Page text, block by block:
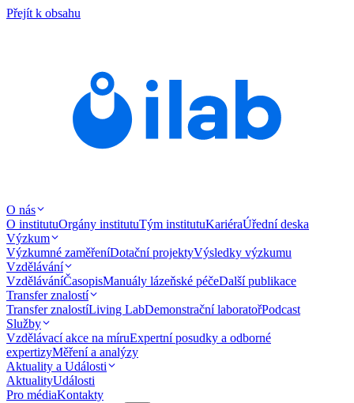
Přejít k obsahu
O nás
O institutuOrgány institutuTým institutuKariéraÚřední deska
Výzkum
Výzkumné zaměřeníDotační projektyVýsledky výzkumu
Vzdělávání
VzděláváníČasopisManuály lázeňské péčeDalší publikace
Transfer znalostí
Transfer znalostíLiving LabDemonstrační laboratořPodcast
Služby
Vzdělávací akce na míruExpertní posudky a odborné
expertizyMěření a analýzy
Aktuality a Události
AktualityUdálosti
Pro médiaKontakty